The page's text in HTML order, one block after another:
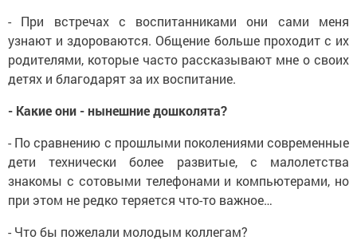
- При встречах с воспитанниками они сами меня
узнают и здороваются. Общение больше проходит с их
родителями, которые часто рассказывают мне о своих
детях и благодарят за их воспитание.
- Какие они - нынешние дошколята?
- По сравнению с прошлыми поколениями современные
дети технически более развитые, с малолетства
знакомы с сотовыми телефонами и компьютерами, но
при этом не редко теряется что-то важное…
- Что бы пожелали молодым коллегам?